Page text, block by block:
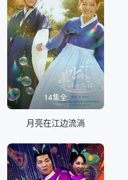
14集全
月亮在江边流淌